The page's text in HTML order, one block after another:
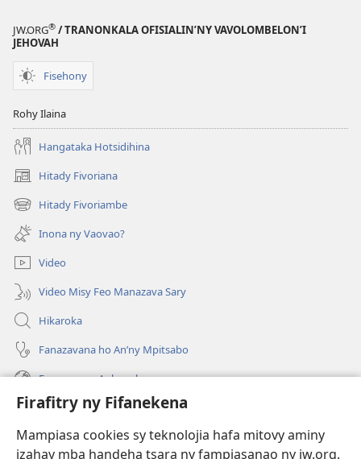
Firafitry ny Fifanekena
Mampiasa cookies sy teknolojia hafa mitovy aminy
izahay mba handeha tsara ny fampiasanao ny jw.org.
JW.ORG® / TRANONKALA OFISIALIN’NY VAVOLOMBELON’I
JEHOVAH
Fisehony
Rohy Ilaina
Hangataka Hotsidihina
Hitady Fivoriana
(manokatra
rohy) Hitady Fivoriambe
(manokatra
rohy) Inona ny Vaovao?
Video
Video Misy Feo Manazava Sary
Hikaroka
Fanazavana ho An’ny Mpitsabo
Fanazavana Ankapobeny
Fanampiana
Fanomezana
(manokatra